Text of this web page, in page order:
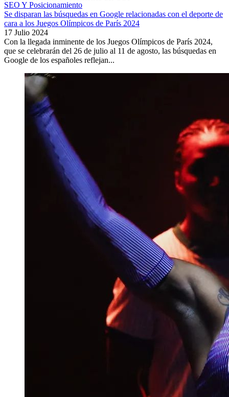
SEO Y Posicionamiento
Se disparan las búsquedas en Google relacionadas con el deporte de
cara a los Juegos Olímpicos de París 2024
17 Julio 2024
Con la llegada inminente de los Juegos Olímpicos de París 2024,
que se celebrarán del 26 de julio al 11 de agosto, las búsquedas en
Google de los españoles reflejan...